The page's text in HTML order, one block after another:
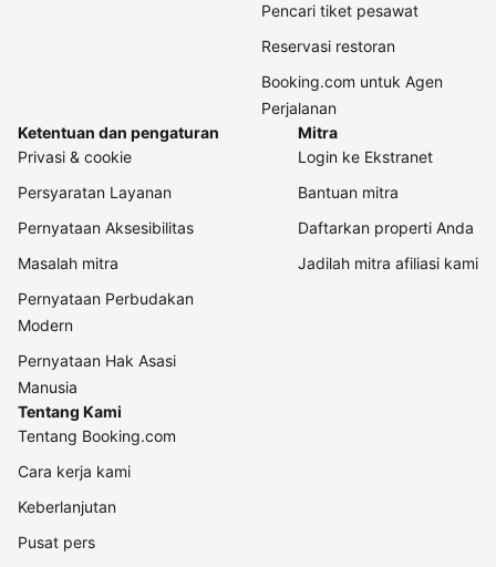
Pencari tiket pesawat
Reservasi restoran
Booking.com untuk Agen
Perjalanan
Ketentuan dan pengaturan
Privasi & cookie
Persyaratan Layanan
Pernyataan Aksesibilitas
Masalah mitra
Pernyataan Perbudakan
Modern
Pernyataan Hak Asasi
Manusia
Mitra
Login ke Ekstranet
Bantuan mitra
Daftarkan properti Anda
Jadilah mitra afiliasi kami
Tentang Kami
Tentang Booking.com
Cara kerja kami
Keberlanjutan
Pusat pers